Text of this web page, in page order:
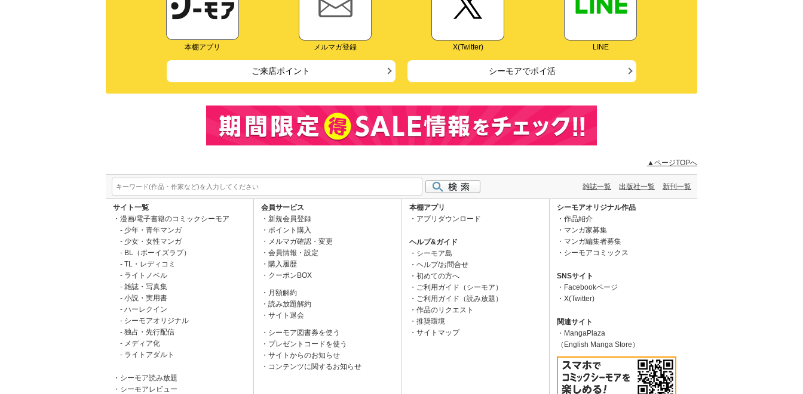
本棚アプリ メルマガ登録 X(Twitter) LINE
ご来店ポイント シーモアでポイ活
▲ページTOPへ
雑誌一覧 出版社一覧 新刊一覧
サイト一覧
漫画/電子書籍のコミックシーモア
少年・青年マンガ
少女・女性マンガ
BL（ボーイズラブ）
TL・レディコミ
ライトノベル
雑誌・写真集
小説・実用書
ハーレクイン
シーモアオリジナル
独占・先行配信
メディア化
ライトアダルト
シーモア読み放題
シーモアレビュー
会員サービス
新規会員登録
ポイント購入
メルマガ確認・変更
会員情報・設定
購入履歴
クーポンBOX
月額解約
読み放題解約
サイト退会
シーモア図書券を使う
プレゼントコードを使う
サイトからのお知らせ
コンテンツに関するお知らせ
本棚アプリ
アプリダウンロード
ヘルプ&ガイド
シーモア島
ヘルプ/お問合せ
初めての方へ
ご利用ガイド（シーモア）
ご利用ガイド（読み放題）
作品のリクエスト
推奨環境
サイトマップ
シーモアオリジナル作品
作品紹介
マンガ家募集
マンガ編集者募集
シーモアコミックス
SNSサイト
Facebookページ
X(Twitter)
関連サイト
MangaPlaza
（English Manga Store）